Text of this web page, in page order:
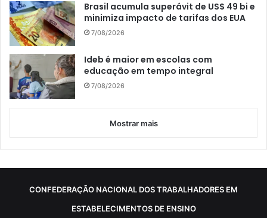
Brasil acumula superávit de US$ 49 bi e
minimiza impacto de tarifas dos EUA
7/08/2026
Ideb é maior em escolas com
educação em tempo integral
7/08/2026
Mostrar mais
CONFEDERAÇÃO NACIONAL DOS TRABALHADORES EM
ESTABELECIMENTOS DE ENSINO